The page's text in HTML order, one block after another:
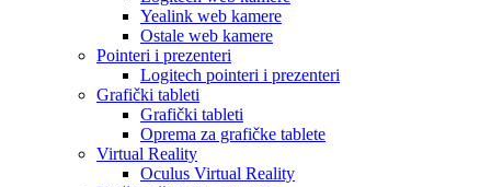
Yealink web kamere
Ostale web kamere
Pointeri i prezenteri
Logitech pointeri i prezenteri
Grafički tableti
Grafički tableti
Oprema za grafičke tablete
Virtual Reality
Oculus Virtual Reality